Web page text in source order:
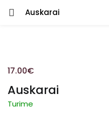
AuskaraiPRISIJUNGTI
Auskarai
17.00€
Turime